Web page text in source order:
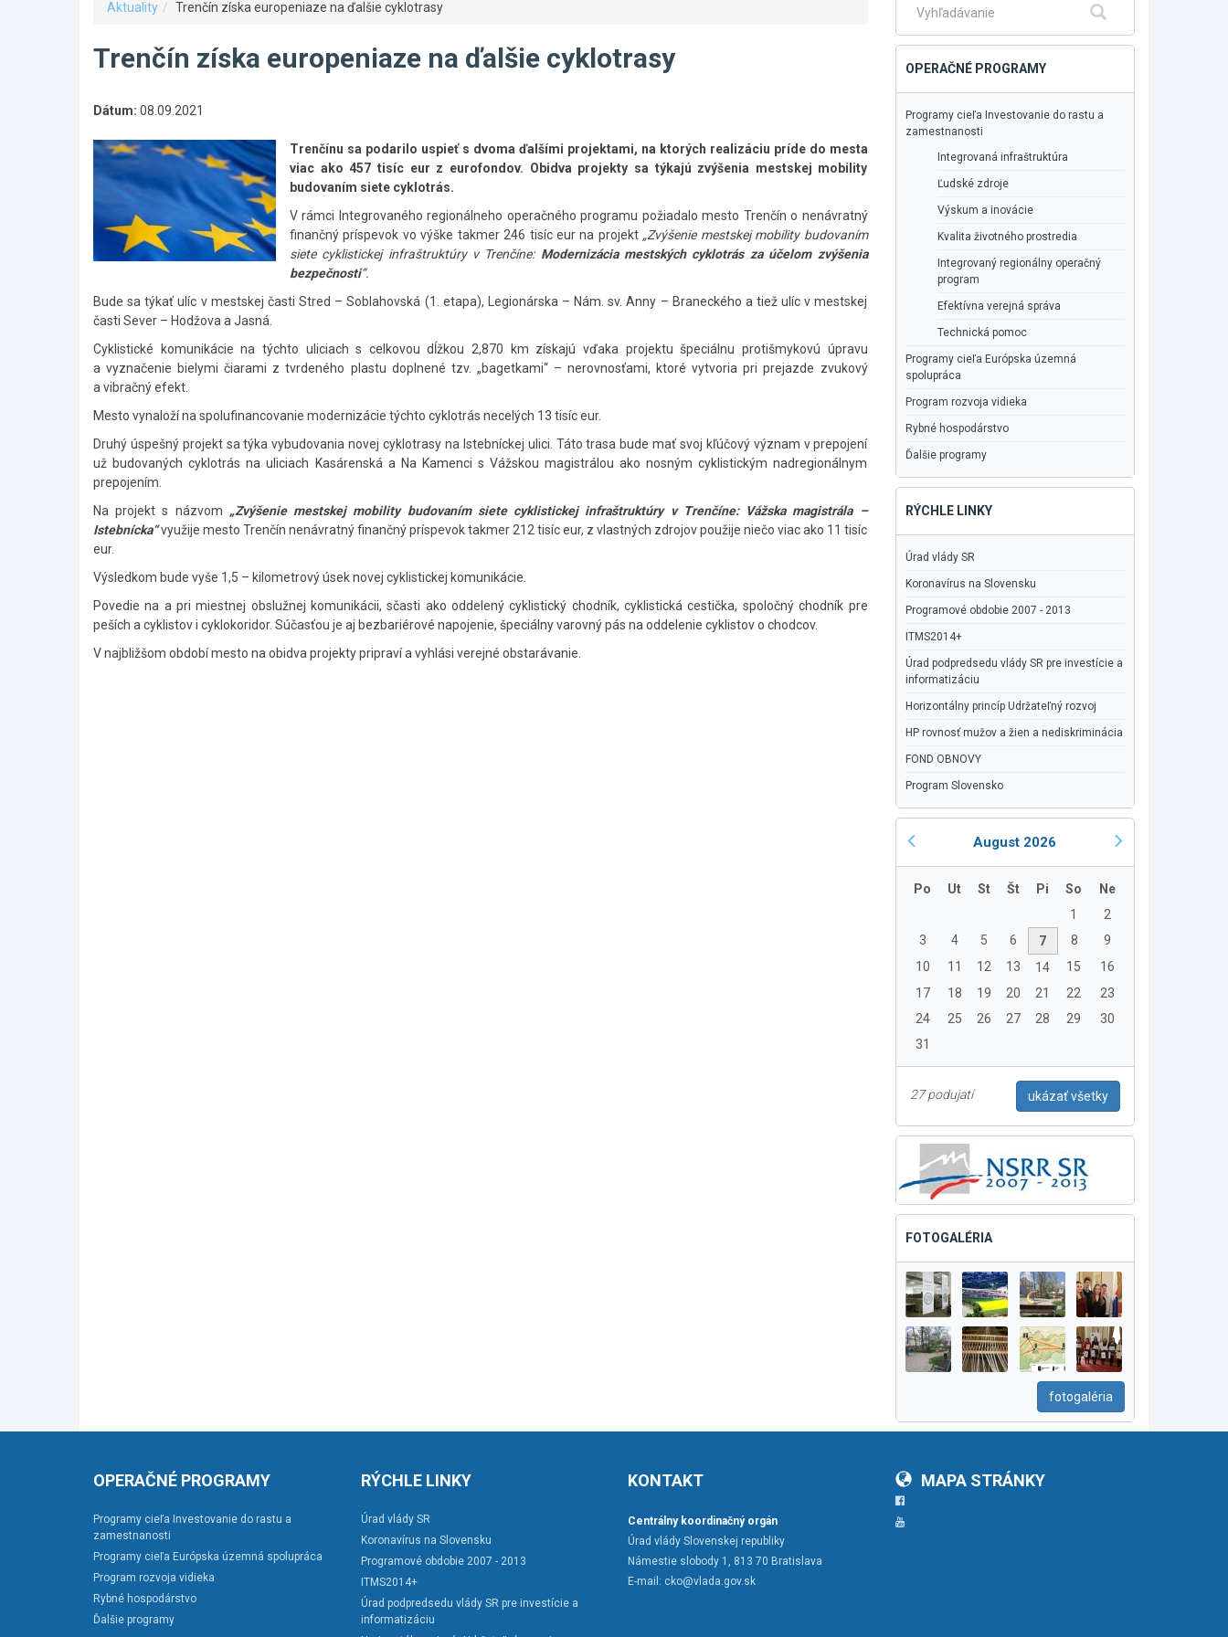
Aktuality Trenčín získa europeniaze na ďalšie cyklotrasy
Trenčín získa europeniaze na ďalšie cyklotrasy
Dátum: 08.09.2021
Trenčínu sa podarilo uspieť s dvoma ďalšími projektami, na ktorých realizáciu príde do mesta
viac ako 457 tisíc eur z eurofondov. Obidva projekty sa týkajú zvýšenia mestskej mobility
budovaním siete cyklotrás.
V rámci Integrovaného regionálneho operačného programu požiadalo mesto Trenčín o nenávratný
finančný príspevok vo výške takmer 246 tisíc eur na projekt „Zvýšenie mestskej mobility budovaním
siete cyklistickej infraštruktúry v Trenčíne: Modernizácia mestských cyklotrás za účelom zvýšenia
bezpečnosti“.
Bude sa týkať ulíc v mestskej časti Stred – Soblahovská (1. etapa), Legionárska – Nám. sv. Anny – Braneckého a tiež ulíc v mestskej
časti Sever – Hodžova a Jasná.
Cyklistické komunikácie na týchto uliciach s celkovou dĺžkou 2,870 km získajú vďaka projektu špeciálnu protišmykovú úpravu
a vyznačenie bielymi čiarami z tvrdeného plastu doplnené tzv. „bagetkami“ – nerovnosťami, ktoré vytvoria pri prejazde zvukový
a vibračný efekt.
Mesto vynaloží na spolufinancovanie modernizácie týchto cyklotrás necelých 13 tisíc eur.
Druhý úspešný projekt sa týka vybudovania novej cyklotrasy na Istebníckej ulici. Táto trasa bude mať svoj kľúčový význam v prepojení
už budovaných cyklotrás na uliciach Kasárenská a Na Kamenci s Vážskou magistrálou ako nosným cyklistickým nadregionálnym
prepojením.
Na projekt s názvom „Zvýšenie mestskej mobility budovaním siete cyklistickej infraštruktúry v Trenčíne: Vážska magistrála –
Istebnícka“využije mesto Trenčín nenávratný finančný príspevok takmer 212 tisíc eur, z vlastných zdrojov použije niečo viac ako 11 tisíc
eur.
Výsledkom bude vyše 1,5 – kilometrový úsek novej cyklistickej komunikácie.
Povedie na a pri miestnej obslužnej komunikácii, sčasti ako oddelený cyklistický chodník, cyklistická cestička, spoločný chodník pre
peších a cyklistov i cyklokoridor. Súčasťou je aj bezbariérové napojenie, špeciálny varovný pás na oddelenie cyklistov o chodcov.
V najbližšom období mesto na obidva projekty pripraví a vyhlási verejné obstarávanie.
Fulltextové
OPERAČNÉ PROGRAMY
Programy cieľa Investovanie do rastu a
zamestnanosti
Integrovaná infraštruktúra
Ľudské zdroje
Výskum a inovácie
Kvalita životného prostredia
Integrovaný regionálny operačný
program
Efektívna verejná správa
Technická pomoc
Programy cieľa Európska územná
spolupráca
Program rozvoja vidieka
Rybné hospodárstvo
Ďalšie programy
RÝCHLE LINKY
Úrad vlády SR
Koronavírus na Slovensku
Programové obdobie 2007 - 2013
ITMS2014+
Úrad podpredsedu vlády SR pre investície a
informatizáciu
Horizontálny princíp Udržateľný rozvoj
HP rovnosť mužov a žien a nediskriminácia
FOND OBNOVY
Program Slovensko
August 2026
Po Ut St Št Pi So
Ne
1
2
3
4 5 6 7 8
9
10
11 12 13 14 15
16
17
18 19 20 21 22
23
24
25 26 27 28 29
30
31
27 podujatí ukázať všetky
FOTOGALÉRIA
fotogaléria
OPERAČNÉ PROGRAMY
Programy cieľa Investovanie do rastu a
zamestnanosti
Programy cieľa Európska územná spolupráca
Program rozvoja vidieka
Rybné hospodárstvo
Ďalšie programy
RÝCHLE LINKY
Úrad vlády SR
Koronavírus na Slovensku
Programové obdobie 2007 - 2013
ITMS2014+
Úrad podpredsedu vlády SR pre investície a
informatizáciu
KONTAKT
Centrálny koordinačný orgán
Úrad vlády Slovenskej republiky
Námestie slobody 1, 813 70 Bratislava
E-mail: cko@vlada.gov.sk
MAPA STRÁNKY
Facebook
YouTube